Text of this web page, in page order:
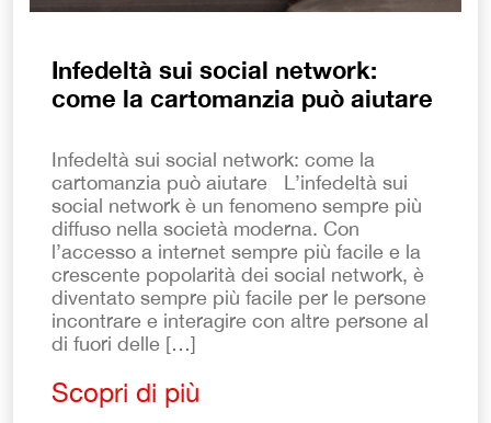
Infedeltà sui social network:
come la cartomanzia può aiutare
Infedeltà sui social network: come la
cartomanzia può aiutare L’infedeltà sui
social network è un fenomeno sempre più
diffuso nella società moderna. Con
l’accesso a internet sempre più facile e la
crescente popolarità dei social network, è
diventato sempre più facile per le persone
incontrare e interagire con altre persone al
di fuori delle […]
Scopri di più